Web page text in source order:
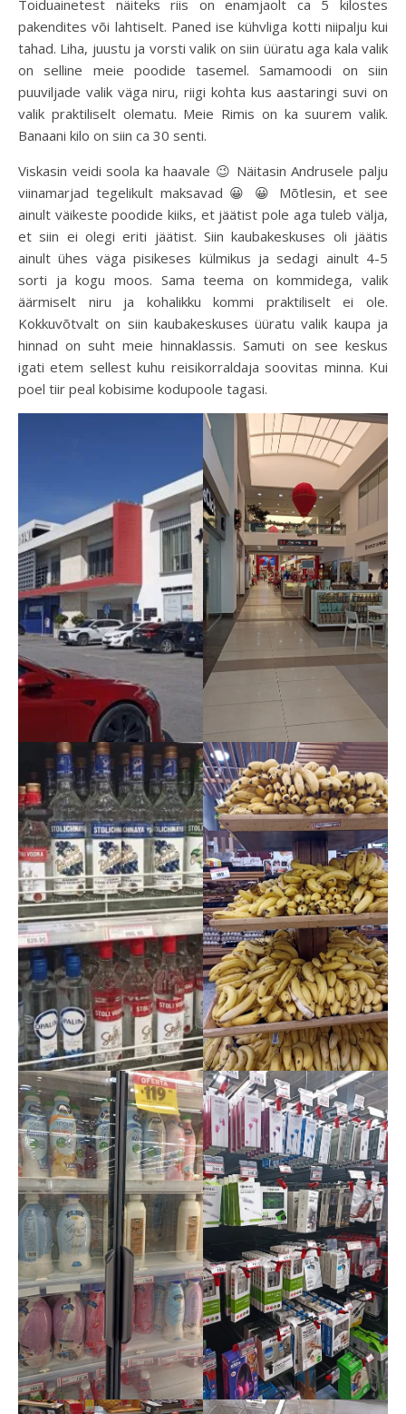
Toiduainetest näiteks riis on enamjaolt ca 5 kilostes
pakendites või lahtiselt. Paned ise kühvliga kotti niipalju kui
tahad. Liha, juustu ja vorsti valik on siin üüratu aga kala valik
on selline meie poodide tasemel. Samamoodi on siin
puuviljade valik väga niru, riigi kohta kus aastaringi suvi on
valik praktiliselt olematu. Meie Rimis on ka suurem valik.
Banaani kilo on siin ca 30 senti.
Viskasin veidi soola ka haavale 😉 Näitasin Andrusele palju
viinamarjad tegelikult maksavad 😀 😀 Mõtlesin, et see
ainult väikeste poodide kiiks, et jäätist pole aga tuleb välja,
et siin ei olegi eriti jäätist. Siin kaubakeskuses oli jäätis
ainult ühes väga pisikeses külmikus ja sedagi ainult 4-5
sorti ja kogu moos. Sama teema on kommidega, valik
äärmiselt niru ja kohalikku kommi praktiliselt ei ole.
Kokkuvõtvalt on siin kaubakeskuses üüratu valik kaupa ja
hinnad on suht meie hinnaklassis. Samuti on see keskus
igati etem sellest kuhu reisikorraldaja soovitas minna. Kui
poel tiir peal kobisime kodupoole tagasi.